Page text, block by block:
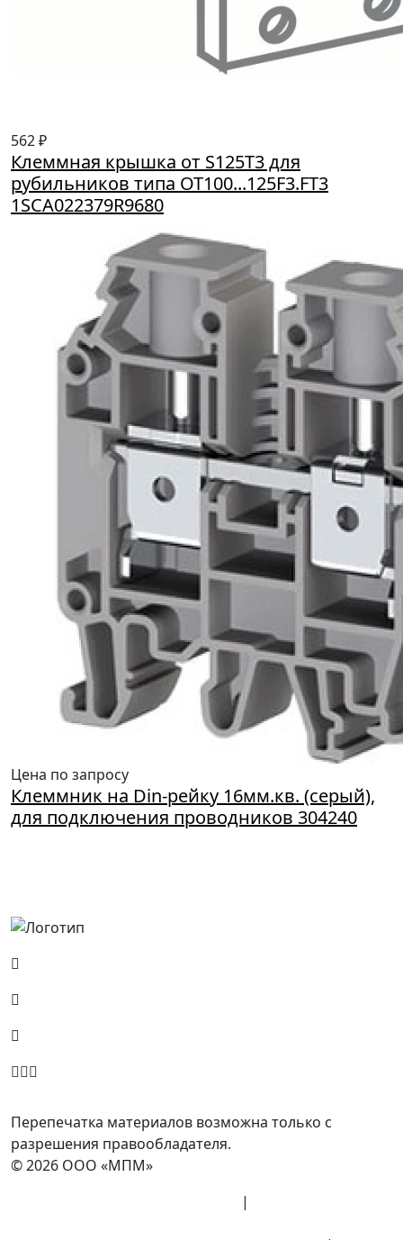
562 ₽
Клеммная крышка от S125T3 для
рубильников типа OT100...125F3.FT3
1SCA022379R9680
Цена по запросу
Клеммник на Din-рейку 16мм.кв. (серый),
для подключения проводников 304240
Перепечатка материалов возможна только с
разрешения правообладателя.
© 2026 ООО «МПМ»
|